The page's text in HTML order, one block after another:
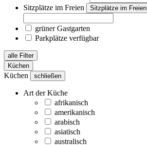
Sitzplätze im Freien
Sitzplätze im Freien
grüner Gastgarten
Parkplätze verfügbar
alle Filter
Küchen
Küchen schließen
Art der Küche
afrikanisch
amerikanisch
arabisch
asiatisch
australisch